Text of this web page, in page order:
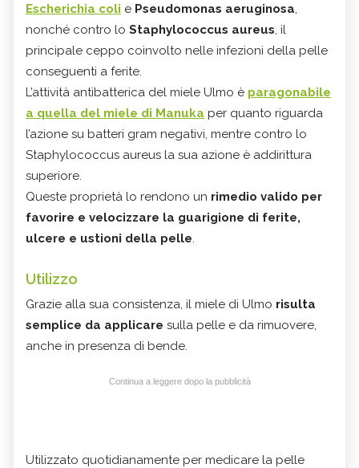
Escherichia coli e Pseudomonas aeruginosa,
nonché contro lo Staphylococcus aureus, il
principale ceppo coinvolto nelle infezioni della pelle
conseguenti a ferite.
L’attività antibatterica del miele Ulmo è paragonabile
a quella del miele di Manuka per quanto riguarda
l’azione su batteri gram negativi, mentre contro lo
Staphylococcus aureus la sua azione è addirittura
superiore.
Queste proprietà lo rendono un rimedio valido per
favorire e velocizzare la guarigione di ferite,
ulcere e ustioni della pelle.
Utilizzo
Grazie alla sua consistenza, il miele di Ulmo risulta
semplice da applicare sulla pelle e da rimuovere,
anche in presenza di bende.
Continua a leggere dopo la pubblicità
Utilizzato quotidianamente per medicare la pelle